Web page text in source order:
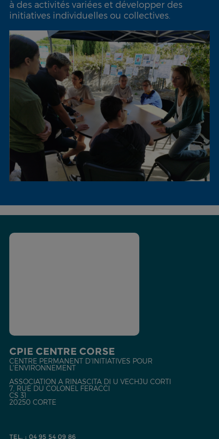
à des activités variées et développer des
initiatives individuelles ou collectives.
CPIE CENTRE CORSE
CENTRE PERMANENT D'INITIATIVES POUR
L'ENVIRONNEMENT
ASSOCIATION A RINASCITA DI U VECHJU CORTI
7, RUE DU COLONEL FERACCI
CS 31
20250 CORTE
TEL. : 04 95 54 09 86